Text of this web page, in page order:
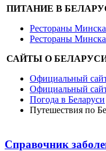
ПИТАНИЕ В
Рестораны
Рестораны
САЙТЫ О
Официальный
Официальный
Погода в Беларуси
Путешествия по
Справочник